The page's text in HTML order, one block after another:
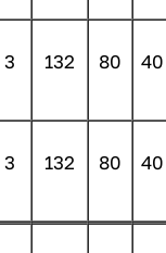
3 132 80 40
3 132 80 40